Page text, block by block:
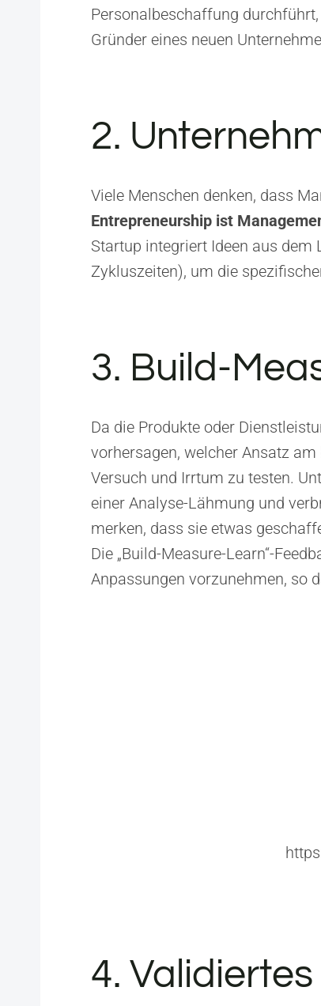
Personalbeschaffung
Gründer eines neuen
2.
Viele Menschen denken, dass
Entrepreneurship ist
Startup integriert Ideen aus
Zykluszeiten), um die
3. Build-
Da die Produkte oder
vorhersagen, welcher Ansatz
Versuch und Irrtum zu testen.
einer Analyse-Lähmung und
merken, dass sie etwas
Die „Build-Measure-Learn“-
Anpassungen vorzunehmen, so
4.